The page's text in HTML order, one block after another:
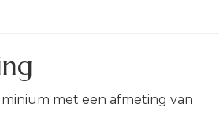
met een afmeting van